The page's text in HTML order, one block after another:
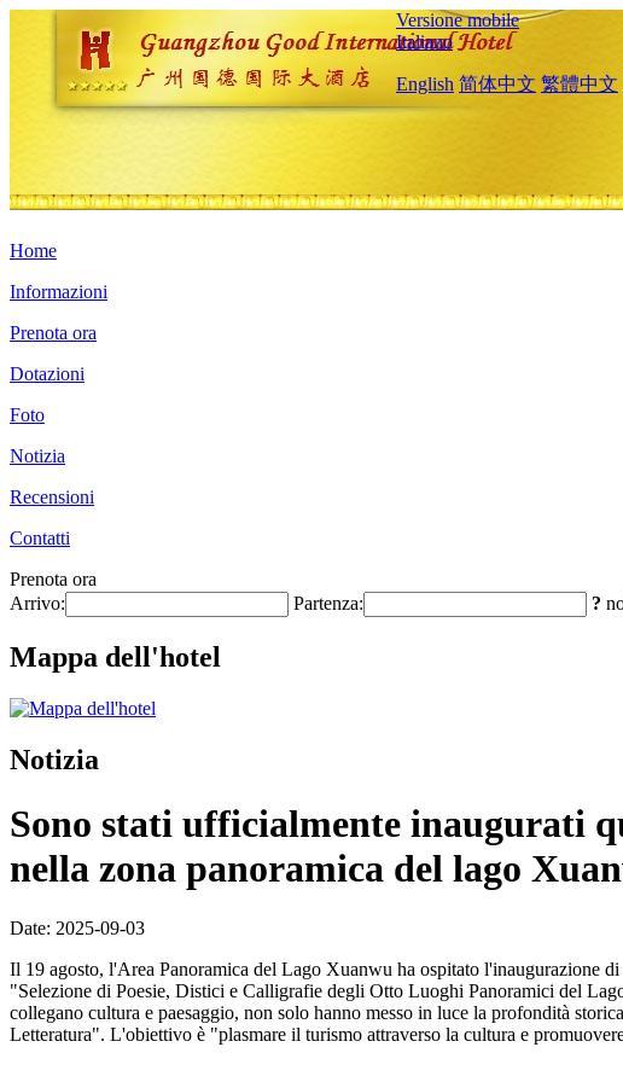
Versione mobile
Italiano
English 简体中文 繁體中文
Home
Informazioni
Prenota ora
Dotazioni
Foto
Notizia
Recensioni
Contatti
Prenota ora
Arrivo:
Partenza: ?
Mappa dell'hotel
Notizia
Sono stati ufficialmente inaugurati
nella zona panoramica del lago
Date: 2025-09-03
Il 19 agosto, l'Area Panoramica del Lago Xuanwu ha ospitato l'inaugurazione
"Selezione di Poesie, Distici e Calligrafie degli Otto Luoghi Panoramici del
collegano cultura e paesaggio, non solo hanno messo in luce la profondità
Letteratura". L'obiettivo è "plasmare il turismo attraverso la cultura e